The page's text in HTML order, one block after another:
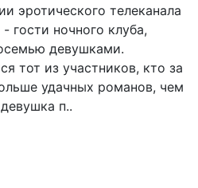
эротического телеканала
гости ночного клуба,
девушками.
тот из участников, кто за
удачных романов, чем
п..